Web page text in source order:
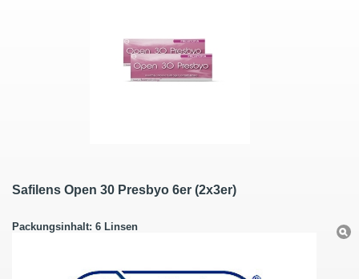
Safilens Open 30 Presbyo 6er (2x3er)
Packungsinhalt: 6 Linsen